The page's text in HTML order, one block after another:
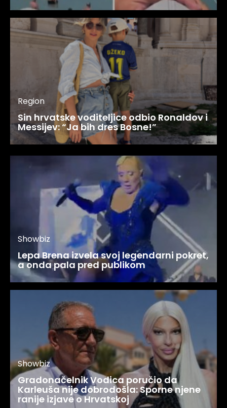
Region
Sin hrvatske voditeljice odbio Ronaldov i
Messijev: “Ja bih dres Bosne!”
Showbiz
Lepa Brena izvela svoj legendarni pokret,
a onda pala pred publikom
Showbiz
Gradonačelnik Vodica poručio da
Karleuša nije dobrodošla: Sporne njene
ranije izjave o Hrvatskoj